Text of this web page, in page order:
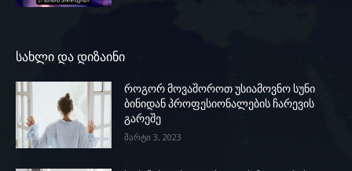
სახლი და დიზაინი
როგორ მოვაშოროთ უსიამოვნო სუნი
ბინიდან პროფესიონალების ჩარევის
გარეშე
მარტი 3, 2023